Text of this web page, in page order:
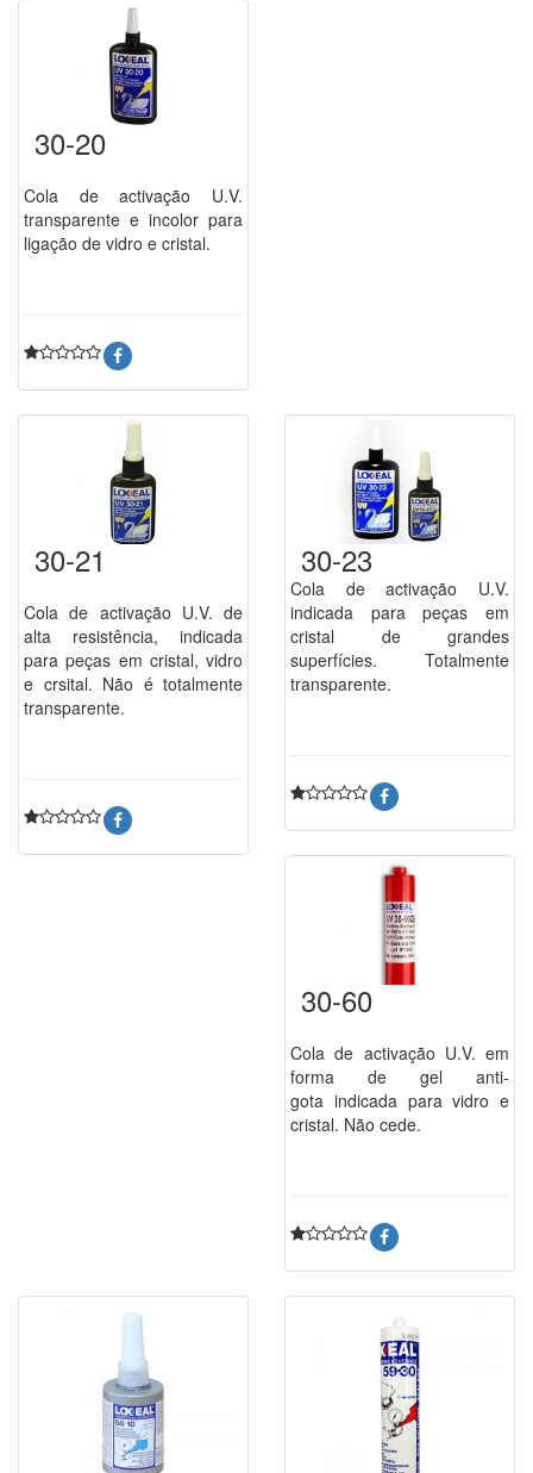
30-20
Cola de activação U.V.
transparente e incolor para
ligação de vidro e cristal.
30-21
Cola de activação U.V. de
alta resistência, indicada
para peças em cristal, vidro
e crsital. Não é totalmente
transparente.
30-23
Cola de activação U.V.
indicada para peças em
cristal de grandes
superfícies. Totalmente
transparente.
30-60
Cola de activação U.V. em
forma de gel anti-
gota indicada para vidro e
cristal. Não cede.